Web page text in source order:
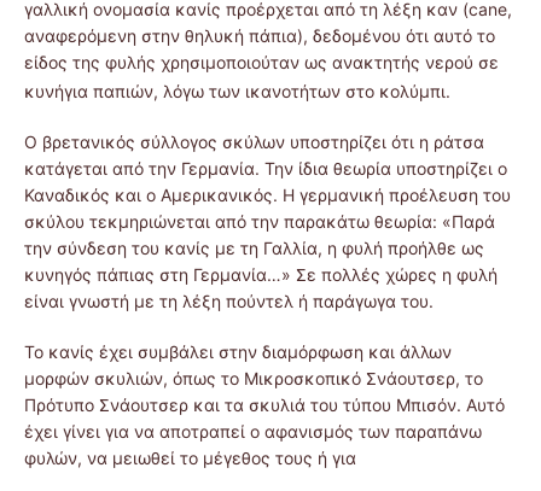
γαλλική ονομασία κανίς προέρχεται από τη λέξη καν (cane,
αναφερόμενη στην θηλυκή πάπια), δεδομένου ότι αυτό το
είδος της φυλής χρησιμοποιούταν ως ανακτητής νερού σε
κυνήγια παπιών, λόγω των ικανοτήτων στο κολύμπι.
Ο βρετανικός σύλλογος σκύλων υποστηρίζει ότι η ράτσα
κατάγεται από την Γερμανία. Την ίδια θεωρία υποστηρίζει ο
Καναδικός και ο Αμερικανικός. Η γερμανική προέλευση του
σκύλου τεκμηριώνεται από την παρακάτω θεωρία: «Παρά
την σύνδεση του κανίς με τη Γαλλία, η φυλή προήλθε ως
κυνηγός πάπιας στη Γερμανία…» Σε πολλές χώρες η φυλή
είναι γνωστή με τη λέξη πούντελ ή παράγωγα του.
Το κανίς έχει συμβάλει στην διαμόρφωση και άλλων
μορφών σκυλιών, όπως το Μικροσκοπικό Σνάουτσερ, το
Πρότυπο Σνάουτσερ και τα σκυλιά του τύπου Μπισόν. Αυτό
έχει γίνει για να αποτραπεί ο αφανισμός των παραπάνω
φυλών, να μειωθεί το μέγεθος τους ή για